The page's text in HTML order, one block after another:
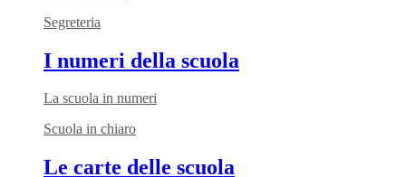
Segreteria
I numeri della scuola
La scuola in numeri
Scuola in chiaro
Le carte delle scuola